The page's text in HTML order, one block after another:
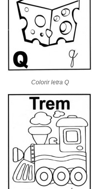
Colorir letra Q